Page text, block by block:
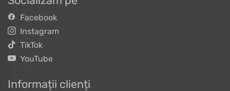
Facebook
Instagram
TikTok
YouTube
Informații clienți